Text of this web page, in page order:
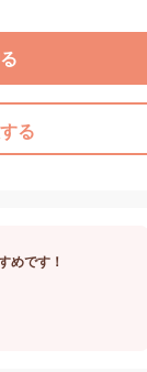
る
めです！